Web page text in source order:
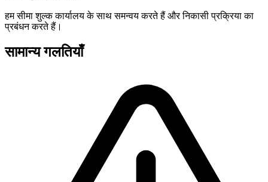
हम सीमा शुल्क कार्यालय के साथ समन्वय करते हैं और निकासी प्रक्रिया का
प्रबंधन करते हैं।
सामान्य गलतियाँ